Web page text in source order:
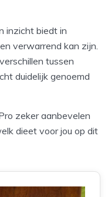
inzicht biedt in
verwarrend kan zijn.
tussen
duidelijk genoemd
zeker aanbevelen
dieet voor jou op dit